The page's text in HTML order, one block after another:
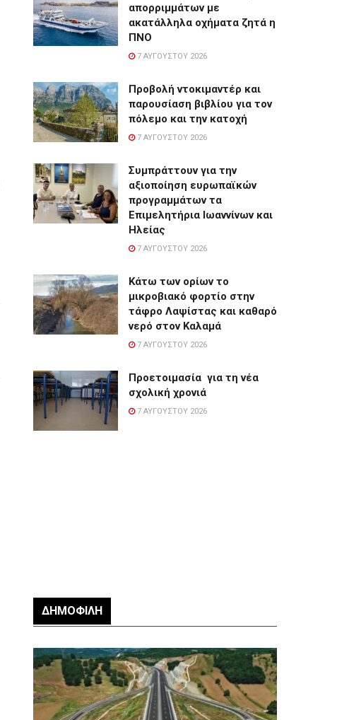
απορριμμάτων με
ακατάλληλα οχήματα ζητά η
ΠΝΟ
7 ΑΥΓΟΎΣΤΟΥ 2026
Προβολή ντοκιμαντέρ και
παρουσίαση βιβλίου για τον
πόλεμο και την κατοχή
7 ΑΥΓΟΎΣΤΟΥ 2026
Συμπράττουν για την
αξιοποίηση ευρωπαϊκών
προγραμμάτων τα
Επιμελητήρια Ιωαννίνων και
Ηλείας
7 ΑΥΓΟΎΣΤΟΥ 2026
Κάτω των ορίων το
μικροβιακό φορτίο στην
τάφρο Λαψίστας και καθαρό
νερό στον Καλαμά
7 ΑΥΓΟΎΣΤΟΥ 2026
Προετοιμασία για τη νέα
σχολική χρονιά
7 ΑΥΓΟΎΣΤΟΥ 2026
ΔΗΜΟΦΙΛΉ